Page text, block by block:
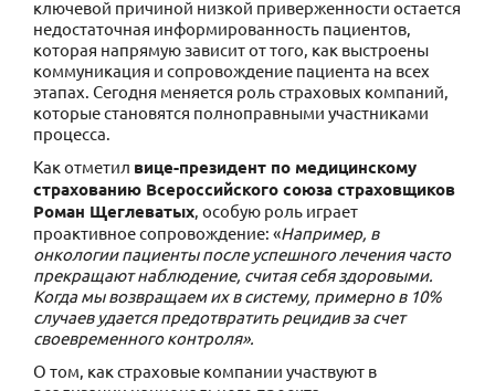
ключевой причиной низкой приверженности остается
недостаточная информированность пациентов,
которая напрямую зависит от того, как выстроены
коммуникация и сопровождение пациента на всех
этапах. Сегодня меняется роль страховых компаний,
которые становятся полноправными участниками
процесса.
Как отметил вице-президент по медицинскому
страхованию Всероссийского союза страховщиков
Роман Щеглеватых, особую роль играет
проактивное сопровождение: «Например, в
онкологии пациенты после успешного лечения часто
прекращают наблюдение, считая себя здоровыми.
Когда мы возвращаем их в систему, примерно в 10%
случаев удается предотвратить рецидив за счет
своевременного контроля».
О том, как страховые компании участвуют в